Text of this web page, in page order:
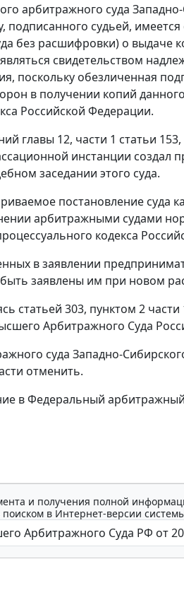
арбитражного суда
подписанного судьей,
без расшифровки) о выдаче
свидетельством
поскольку обезличенная
в получении копий
Российской Федерации.
главы 12, части 1 статьи 153,
инстанции
заседании этого суда.
постановление суда
арбитражными судами
кодекса
в заявлении
заявлены им при новом
статьей 303, пунктом 2 части
Арбитражного Суда
суда Западно-
отменить.
в Федеральный арбитражный
и получения полной
в Интернет-версии